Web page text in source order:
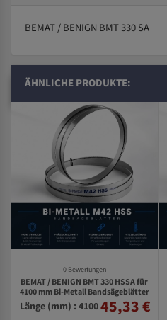
BEMAT / BENIGN BMT 330 SA
ÄHNLICHE PRODUKTE:
0 Bewertungen
BEMAT / BENIGN BMT 330 HSSA für
4100 mm Bi-Metall Bandsägeblätter
Länge (mm) : 410045,33 €